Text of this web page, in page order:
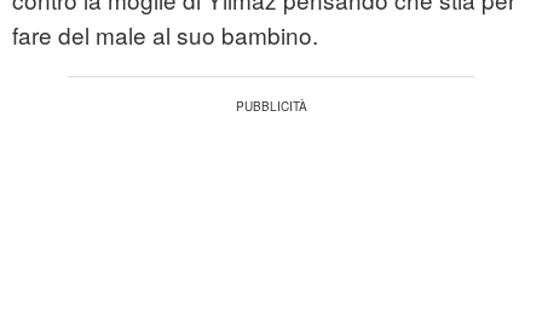
fare del male al suo bambino.